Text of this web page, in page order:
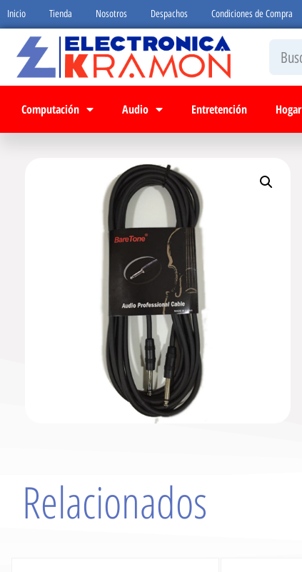
Inicio Tienda Nosotros Despachos Condiciones de Compra
Computación Audio Entretención Hogar
Relacionados